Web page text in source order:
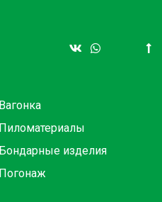
Вагонка
Пиломатериалы
Бондарные изделия
Погонаж